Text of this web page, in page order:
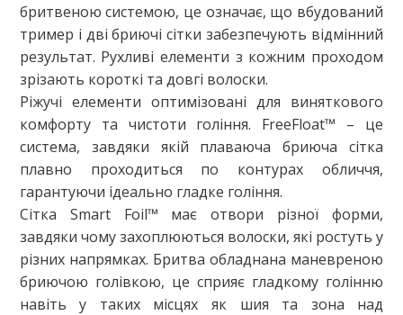
бритвеною системою, це означає, що вбудований
тример і дві бриючі сітки забезпечують відмінний
результат. Рухливі елементи з кожним проходом
зрізають короткі та довгі волоски.
Ріжучі елементи оптимізовані для виняткового
комфорту та чистоти гоління. FreeFloat™ – це
система, завдяки якій плаваюча бриюча сітка
плавно проходиться по контурах обличчя,
гарантуючи ідеально гладке гоління.
Сітка Smart Foil™ має отвори різної форми,
завдяки чому захоплюються волоски, які ростуть у
різних напрямках. Бритва обладнана маневреною
бриючою голівкою, це сприяє гладкому голінню
навіть у таких місцях як шия та зона над